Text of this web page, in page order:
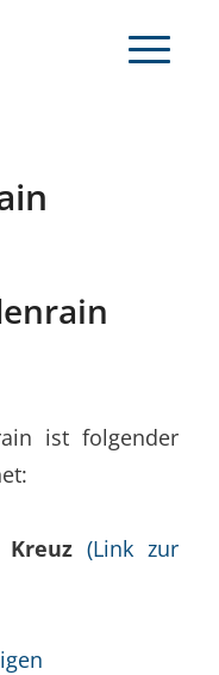
ist folgender
Kreuz(Link zur